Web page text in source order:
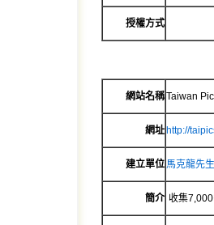
授權方式
網站名稱Taiwan
網址 http://
建立單位 馬克龍先
簡介 收集